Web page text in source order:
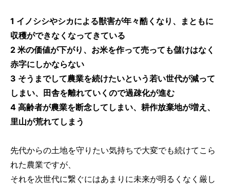
1 イノシシやシカによる獣害が年々酷くなり、まともに
収穫ができなくなってきている
2 米の価値が下がり、お米を作って売っても儲けはなく
赤字にしかならない
3 そうまでして農業を続けたいという若い世代が減って
しまい、田舎を離れていくので過疎化が進む
4 高齢者が農業を断念してしまい、耕作放棄地が増え、
里山が荒れてしまう
先代からの土地を守りたい気持ちで大変でも続けてこら
れた農業ですが、
それを次世代に繋ぐにはあまりに未来が明るくなく厳し